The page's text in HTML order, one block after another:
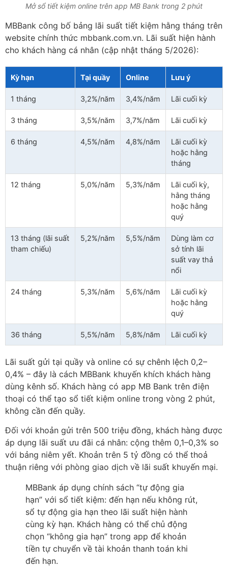
Mở sổ tiết kiệm online trên app MB Bank trong 2 phút
MBBank công bố bảng lãi suất tiết kiệm hằng tháng trên
website chính thức mbbank.com.vn. Lãi suất hiện hành
cho khách hàng cá nhân (cập nhật tháng 5/2026):
Kỳ hạn Tại quầy Online Lưu ý
1 tháng 3,2%/năm 3,4%/năm Lãi cuối kỳ
3 tháng 3,5%/năm 3,7%/năm Lãi cuối kỳ
6 tháng 4,5%/năm 4,8%/năm
Lãi cuối kỳ
hoặc hằng
tháng
12 tháng 5,0%/năm 5,3%/năm
Lãi cuối kỳ,
hằng tháng
hoặc hằng
quý
13 tháng (lãi suất
tham chiếu)
5,2%/năm 5,5%/năm
Dùng làm cơ
sở tính lãi
suất vay thả
nổi
24 tháng 5,3%/năm 5,6%/năm
Lãi cuối kỳ
hoặc hằng
quý
36 tháng 5,5%/năm 5,8%/năm Lãi cuối kỳ
Lãi suất gửi tại quầy và online có sự chênh lệch 0,2–
0,4% – đây là cách MBBank khuyến khích khách hàng
dùng kênh số. Khách hàng có app MB Bank trên điện
thoại có thể tạo sổ tiết kiệm online trong vòng 2 phút,
không cần đến quầy.
Đối với khoản gửi trên 500 triệu đồng, khách hàng được
áp dụng lãi suất ưu đãi cá nhân: cộng thêm 0,1–0,3% so
với bảng niêm yết. Khoản trên 5 tỷ đồng có thể thoả
thuận riêng với phòng giao dịch về lãi suất khuyến mại.
MBBank áp dụng chính sách “tự động gia
hạn” với sổ tiết kiệm: đến hạn nếu không rút,
sổ tự động gia hạn theo lãi suất hiện hành
cùng kỳ hạn. Khách hàng có thể chủ động
chọn “không gia hạn” trong app để khoản
tiền tự chuyển về tài khoản thanh toán khi
đến hạn.